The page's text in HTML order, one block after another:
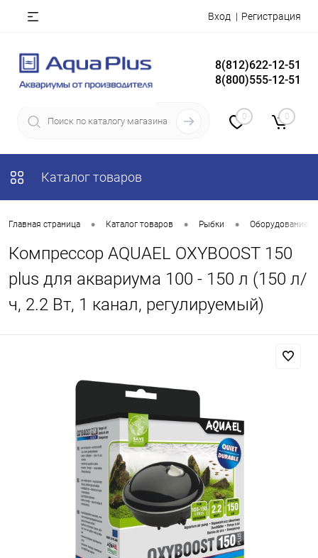
Вход Регистрация
8(812)622-12-51
8(800)555-12-51
0 0
Каталог товаров
Главная страница • Каталог товаров • Рыбки • Оборудование
Компрессор AQUAEL OXYBOOST 150
plus для аквариума 100 - 150 л (150 л/
ч, 2.2 Вт, 1 канал, регулируемый)